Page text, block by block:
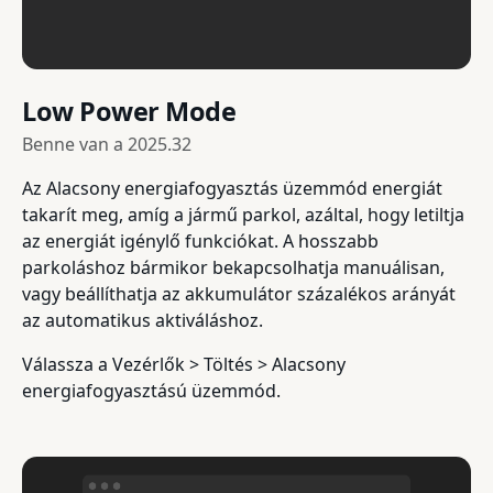
Low Power Mode
Benne van a 2025.32
Az Alacsony energiafogyasztás üzemmód energiát
takarít meg, amíg a jármű parkol, azáltal, hogy letiltja
az energiát igénylő funkciókat. A hosszabb
parkoláshoz bármikor bekapcsolhatja manuálisan,
vagy beállíthatja az akkumulátor százalékos arányát
az automatikus aktiváláshoz.
Válassza a Vezérlők > Töltés > Alacsony
energiafogyasztású üzemmód.